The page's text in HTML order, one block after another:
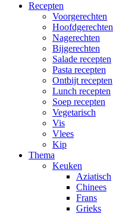
Recepten
Voorgerechten
Hoofdgerechten
Nagerechten
Bijgerechten
Salade recepten
Pasta recepten
Ontbijt recepten
Lunch recepten
Soep recepten
Vegetarisch
Vis
Vlees
Kip
Thema
Keuken
Aziatisch
Chinees
Frans
Grieks